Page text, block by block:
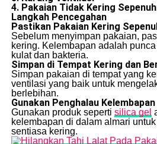
4. Pakaian Tidak Kering
Langkah Pencegahan
Pastikan Pakaian Kering
Sebelum menyimpan pakaian,
kering. Kelembapan adalah
kulat dan bakteria.
Simpan di Tempat Kering dan
Simpan pakaian di tempat yang
ventilasi yang baik untuk
berlebihan.
Gunakan Penghalau Kelembapan
Gunakan produk seperti silica gel
kelembapan di dalam almari
sentiasa kering.